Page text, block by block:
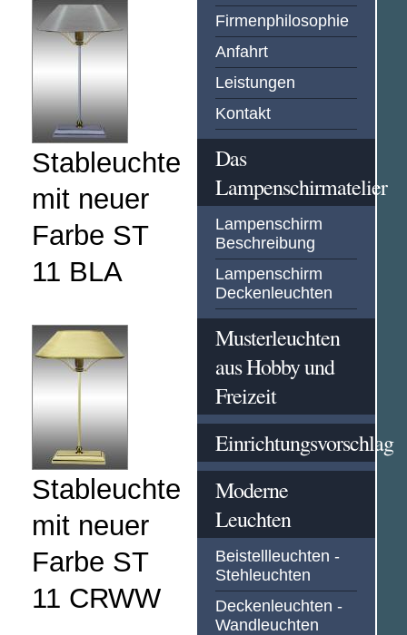
Stableuchte
mit neuer
Farbe ST
11 BLA
Stableuchte
mit neuer
Farbe ST
11 CRWW
Firmenphilosophie
Anfahrt
Leistungen
Kontakt
Das
Lampenschirmatelier
Lampenschirm
Beschreibung
Lampenschirm
Deckenleuchten
Musterleuchten
aus Hobby und
Freizeit
Einrichtungsvorschlag
Moderne
Leuchten
Beistellleuchten -
Stehleuchten
Deckenleuchten -
Wandleuchten